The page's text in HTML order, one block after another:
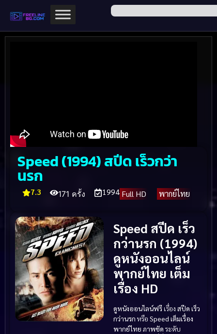
Speed (1994) สปีด เร็วกว่า
นรก
7.3 171 ครั้ง 1994 Full HD พากย์ไทย
Speed สปีด เร็ว
กว่านรก (1994)
ดูหนังออนไลน์
พากย์ไทย เต็ม
เรื่อง HD
ดูหนังออนไลน์ฟรี เรื่อง สปีด เร็ว
กว่านรก หรือ Speed เต็มเรื่อง
พากย์ไทย ภาพชัด ระดับ